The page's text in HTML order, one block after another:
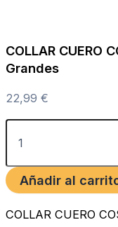
COLLAR CUERO
Grandes
22,99 €
Añadir al
COLLAR CUERO